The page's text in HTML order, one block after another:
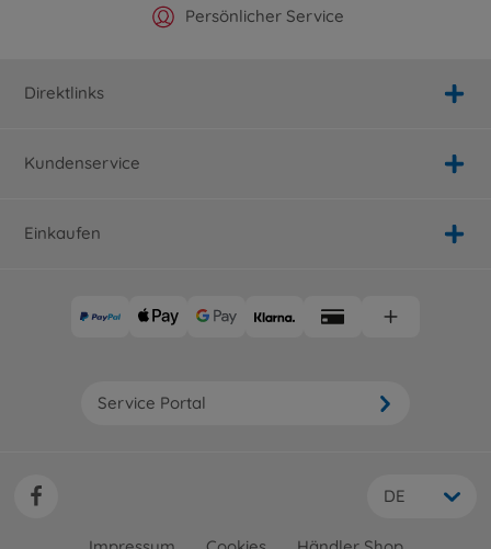
Offizieller Hersteller Shop
Persönlicher Service
Versandkostenfrei ab 25€
Schnelle Lieferung
Direktlinks
Kundenservice
Einkaufen
Service Portal
DE